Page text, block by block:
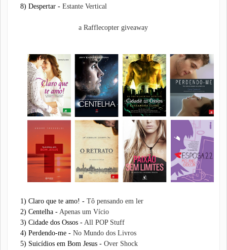
8) Despertar - Estante Vertical
a Rafflecopter giveaway
1) Claro que te amo! - Tô pensando em ler
2) Centelha - Apenas um Vício
3) Cidade dos Ossos - All POP Stuff
4) Perdendo-me - No Mundo dos Livros
5) Suicídios em Bom Jesus - Over Shock